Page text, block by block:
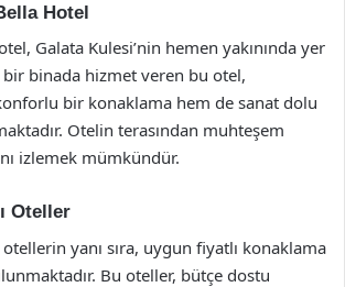
Hotel
Galata Kulesi’nin hemen yakınında yer
bir binada hizmet veren bu otel,
bir konaklama hem de sanat dolu
Otelin terasından muhteşem
izlemek mümkündür.
Oteller
yanı sıra, uygun fiyatlı konaklama
Bu oteller, bütçe dostu